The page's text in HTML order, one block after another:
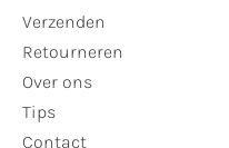
Verzenden
Retourneren
Over ons
Tips
Contact